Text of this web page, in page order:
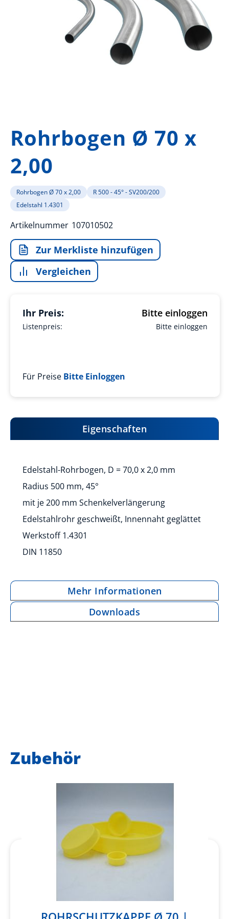
der
Bildergalerie
springen
Rohrbogen Ø 70 x
2,00
Rohrbogen Ø 70 x 2,00
R 500 - 45° - SV200/200
Edelstahl 1.4301
Artikelnummer 107010502
Zur Merkliste hinzufügen
Vergleichen
Listenpreis: Bitte einloggen
Ihr Preis: Bitte einloggen
Für Preise Bitte Einloggen
Eigenschaften
Edelstahl-Rohrbogen, D = 70,0 x 2,0 mm
Radius 500 mm, 45°
mit je 200 mm Schenkelverlängerung
Edelstahlrohr geschweißt, Innennaht geglättet
Werkstoff 1.4301
DIN 11850
Mehr Informationen
Downloads
Zubehör